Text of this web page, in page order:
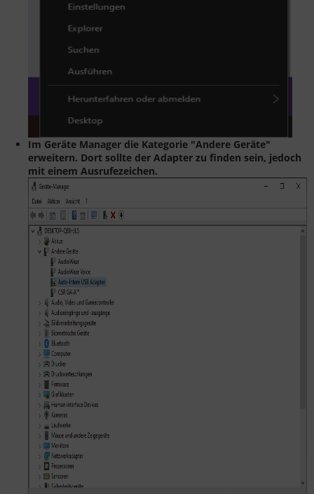
Im Geräte Manager die Kategorie "Andere Geräte"
erweitern. Dort sollte der Adapter zu finden sein, jedoch
mit einem Ausrufezeichen.